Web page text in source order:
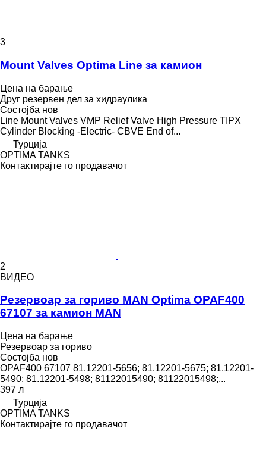
3
Mount Valves Optima Line за камион
Цена на барање
Друг резервен дел за хидраулика
Состојба нов
Line Mount Valves VMP Relief Valve High Pressure TIPX
Cylinder Blocking -Electric- CBVE End of...
Турција
OPTIMA TANKS
Контактирајте го продавачот
2
ВИДЕО
Резервоар за гориво MAN Optima OPAF400
67107 за камион MAN
Цена на барање
Резервоар за гориво
Состојба нов
OPAF400 67107 81.12201-5656; 81.12201-5675; 81.12201-
5490; 81.12201-5498; 81122015490; 81122015498;...
397 л
Турција
OPTIMA TANKS
Контактирајте го продавачот